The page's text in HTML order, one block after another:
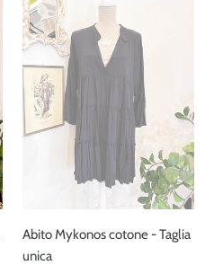
Mykonos
cotone
-
Taglia
unica
Abito Mykonos cotone - Taglia
unica